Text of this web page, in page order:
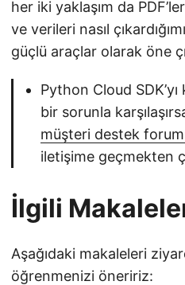
her iki yaklaşım da PDF’leri
ve verileri nasıl
güçlü araçlar olarak öne
Python Cloud
bir sorunla
müşteri destek
iletişime geçmekten
İlgili
Aşağıdaki makaleleri
öğrenmenizi öneririz: